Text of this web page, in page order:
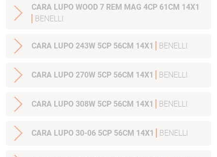
CARA LUPO WOOD 7 REM MAG 4CP 61CM 14X1
BENELLI
CARA LUPO 243W 5CP 56CM 14X1 BENELLI
CARA LUPO 270W 5CP 56CM 14X1 BENELLI
CARA LUPO 308W 5CP 56CM 14X1 BENELLI
CARA LUPO 30-06 5CP 56CM 14X1 BENELLI